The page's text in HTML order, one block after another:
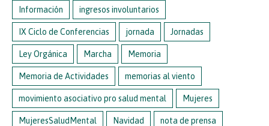
Información ingresos involuntarios
IX Ciclo de Conferencias jornada Jornadas
Ley Orgánica Marcha Memoria
Memoria de Actividades memorias al viento
movimiento asociativo pro salud mental Mujeres
MujeresSaludMental Navidad nota de prensa